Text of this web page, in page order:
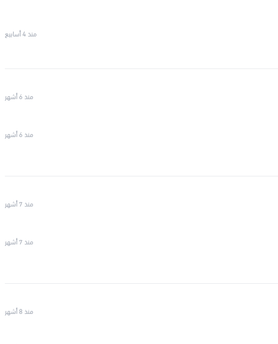
منذ 4 أسابيع
منذ 6 أشهر
منذ 6 أشهر
منذ 7 أشهر
منذ 7 أشهر
منذ 8 أشهر